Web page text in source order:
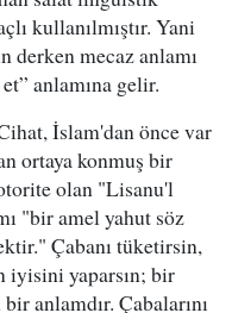
kullanılmıştır. Yani
derken mecaz anlamı
anlamına gelir.
İslam'dan önce var
ortaya konmuş bir
olan "Lisanu'l
"bir amel yahut söz
Çabanı tüketirsin,
iyisini yaparsın; bir
anlamdır. Çabalarını